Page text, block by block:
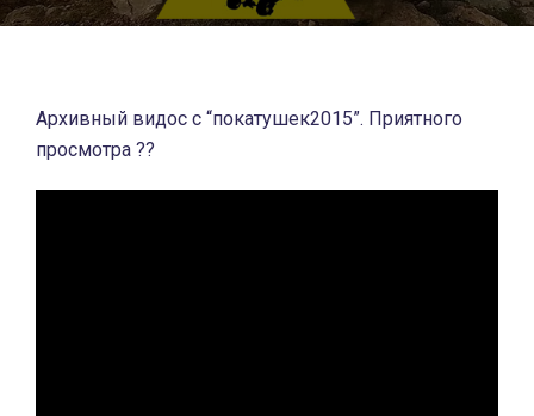
Архивный видос с “покатушек2015”. Приятного
просмотра ??